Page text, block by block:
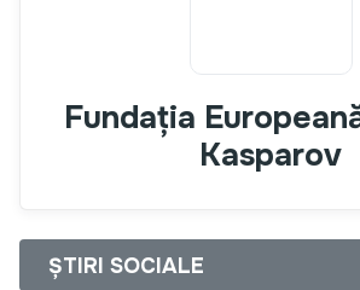
Fundația
Kasparov
ȘTIRI SOCIALE